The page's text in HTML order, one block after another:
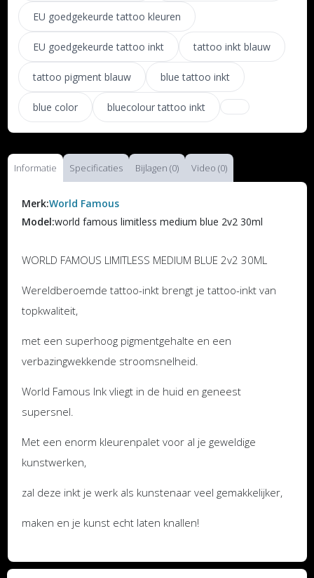
EU goedgekeurde tattoo kleuren
EU goedgekeurde tattoo inkt tattoo inkt blauw
tattoo pigment blauw blue tattoo inkt
blue color bluecolour tattoo inkt
Informatie Specificaties Bijlagen (0) Video (0)
Merk:World Famous
Model:world famous limitless medium blue 2v2 30ml
WORLD FAMOUS LIMITLESS MEDIUM BLUE 2v2 30ML
Wereldberoemde tattoo-inkt brengt je tattoo-inkt van
topkwaliteit,
met een superhoog pigmentgehalte en een
verbazingwekkende stroomsnelheid.
World Famous Ink vliegt in de huid en geneest
supersnel.
Met een enorm kleurenpalet voor al je geweldige
kunstwerken,
zal deze inkt je werk als kunstenaar veel gemakkelijker,
maken en je kunst echt laten knallen!